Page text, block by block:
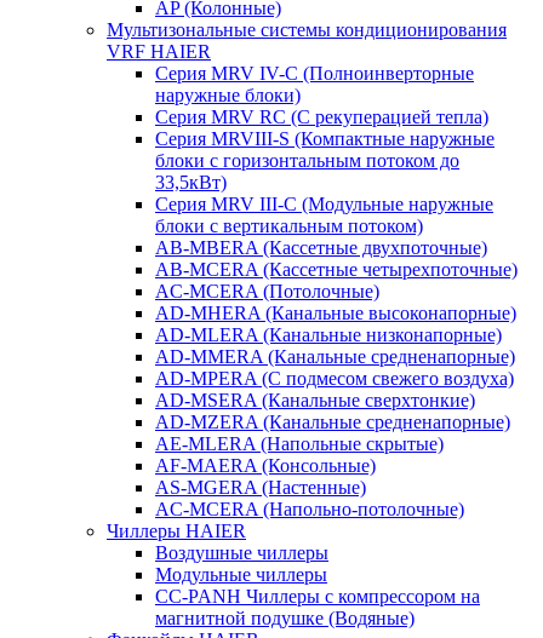
AP (Колонные)
Мультизональные системы кондиционирования
VRF HAIER
Серия MRV IV-C (Полноинверторные
наружные блоки)
Серия MRV RC (С рекуперацией тепла)
Серия MRVIII-S (Компактные наружные
блоки с горизонтальным потоком до
33,5кВт)
Серия MRV III-C (Модульные наружные
блоки с вертикальным потоком)
AB-MBERA (Кассетные двухпоточные)
AB-MCERA (Кассетные четырехпоточные)
AС-MСERA (Потолочные)
AD-MHERA (Канальные высоконапорные)
AD-MLERA (Канальные низконапорные)
AD-MMERA (Канальные средненапорные)
AD-MPERA (С подмесом свежего воздуха)
AD-MSERA (Канальные сверхтонкие)
AD-MZERA (Канальные средненапорные)
AE-MLERA (Напольные скрытые)
AF-MAERA (Консольные)
AS-MGERA (Настенные)
AС-MСERA (Напольно-потолочные)
Чиллеры HAIER
Воздушные чиллеры
Модульные чиллеры
CC-PANH Чиллеры с компрессором на
магнитной подушке (Водяные)